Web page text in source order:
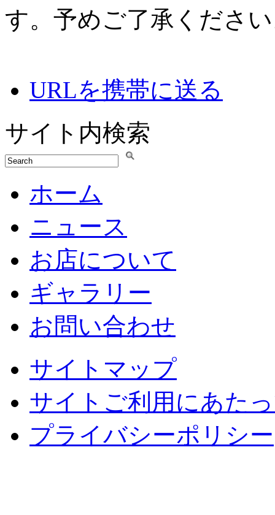
す。予めご了承くださ
URLを携帯に送る
サイト内検索
ホーム
ニュース
お店について
ギャラリー
お問い合わせ
サイトマップ
サイトご利用にあた
プライバシーポリシー